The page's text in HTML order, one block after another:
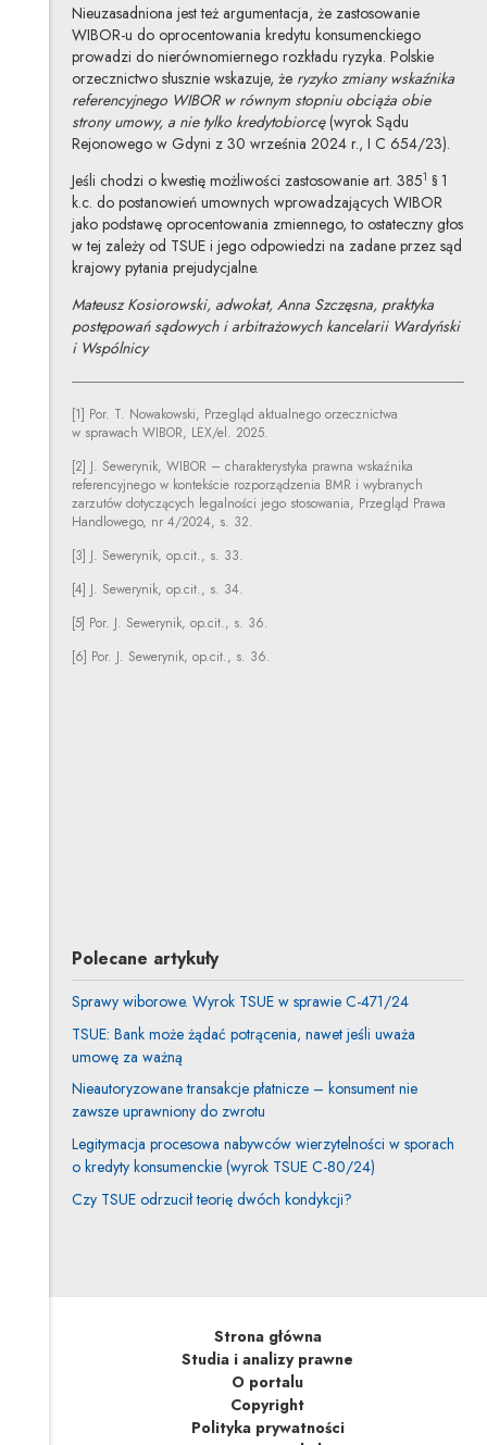
Nieuzasadniona jest też argumentacja, że zastosowanie
WIBOR-u do oprocentowania kredytu konsumenckiego
prowadzi do nierównomiernego rozkładu ryzyka. Polskie
orzecznictwo słusznie wskazuje, że ryzyko zmiany wskaźnika
referencyjnego WIBOR w równym stopniu obciąża obie
strony umowy, a nie tylko kredytobiorcę(wyrok Sądu
Rejonowego w Gdyni z 30 września 2024 r., I C 654/23).
Jeśli chodzi o kwestię możliwości zastosowanie art. 3851 § 1
k.c. do postanowień umownych wprowadzających WIBOR
jako podstawę oprocentowania zmiennego, to ostateczny głos
w tej zależy od TSUE i jego odpowiedzi na zadane przez sąd
krajowy pytania prejudycjalne.
Mateusz Kosiorowski, adwokat, Anna Szczęsna, praktyka
postępowań sądowych i arbitrażowych kancelarii Wardyński
i Wspólnicy
[1] Por. T. Nowakowski, Przegląd aktualnego orzecznictwa
w sprawach WIBOR, LEX/el. 2025.
[2] J. Sewerynik, WIBOR – charakterystyka prawna wskaźnika
referencyjnego w kontekście rozporządzenia BMR i wybranych
zarzutów dotyczących legalności jego stosowania, Przegląd Prawa
Handlowego, nr 4/2024, s. 32.
[3] J. Sewerynik, op.cit., s. 33.
[4] J. Sewerynik, op.cit., s. 34.
[5] Por. J. Sewerynik, op.cit., s. 36.
[6] Por. J. Sewerynik, op.cit., s. 36.
Polecane artykuły
Sprawy wiborowe. Wyrok TSUE w sprawie C-471/24
TSUE: Bank może żądać potrącenia, nawet jeśli uważa
umowę za ważną
Nieautoryzowane transakcje płatnicze – konsument nie
zawsze uprawniony do zwrotu
Legitymacja procesowa nabywców wierzytelności w sporach
o kredyty konsumenckie (wyrok TSUE C-80/24)
Czy TSUE odrzucił teorię dwóch kondykcji?
Strona główna
Studia i analizy prawne
O portalu
Copyright
Polityka prywatności